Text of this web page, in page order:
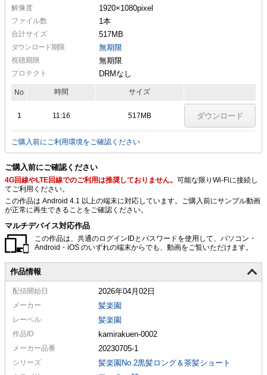
解像度 1920×1080pixel
ファイル数 1本
合計サイズ 517MB
ダウンロード期限 無期限
視聴期限 無期限
プロテクト DRMなし
No 時間 サイズ
1 11:16 517MB ダウンロード
ご購入前にご利用環境をご確認ください
ご購入前にご確認ください
4G回線やLTE回線でのご利用は推奨しておりません。 可能な限りWi-Fiに接続し
てご利用ください。
この作品は Android 4.1 以上の端末に対応しています。ご購入前にサンプル動画
が正常に再生できることをご確認ください。
マルチデバイス対応作品
この作品は、共通のログインIDとパスワードを使用して、パソコン・
Android・iOS のいずれの端末からでも、動画をご覧いただけます。
作品情報
配信開始日 2026年04月02日
メーカー 髪楽園
レーベル 髪楽園
作品ID kamirakuen-0002
メーカー品番 20230705-1
シリーズ 髪楽園No.2黒髪ロング＆茶髪ショート